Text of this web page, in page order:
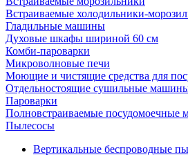
Встраиваемые холодильники-
Гладильные машины
Духовые шкафы шириной 60 см
Комби-пароварки
Микроволновые печи
Моющие и чистящие средства для
Отдельностоящие сушильные
Пароварки
Полновстраиваемые
Пылесосы
Вертикальные беспроводные